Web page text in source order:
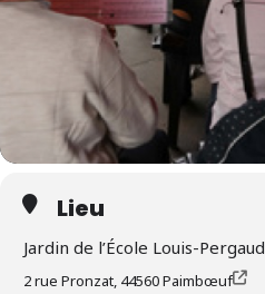
Lieu
Jardin de l’École Louis-Pergaud
2 rue Pronzat, 44560 Paimbœuf